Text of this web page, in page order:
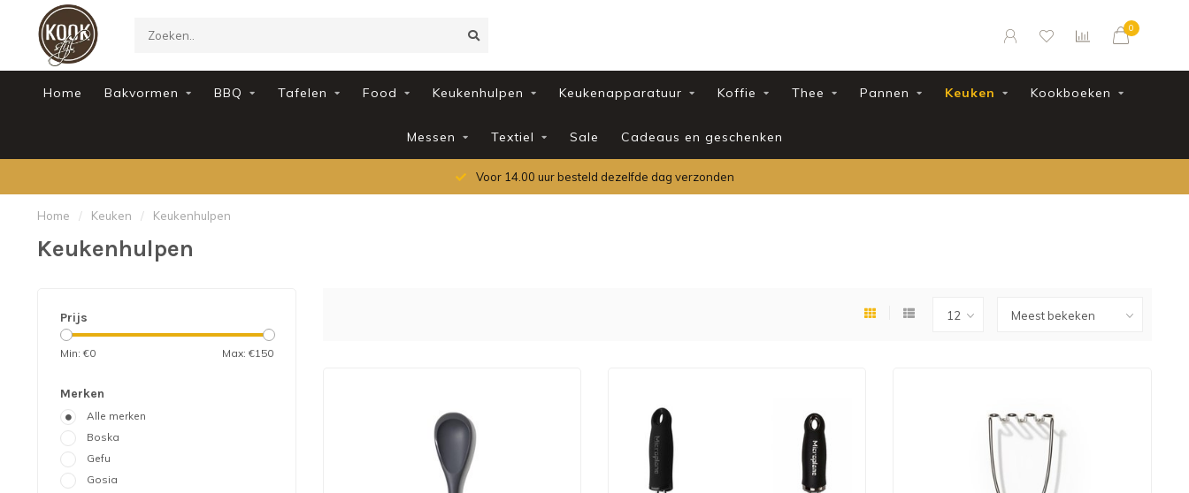
0
Home Bakvormen BBQ Tafelen Food Keukenhulpen Keukenapparatuur Koffie Thee Pannen Keuken Kookboeken
Messen Textiel Sale Cadeaus en geschenken
Voor 14.00 uur besteld dezelfde dag verzonden
Home / Keuken / Keukenhulpen
Keukenhulpen
Prijs
Min: €0 Max: €150
Merken
Alle merken
Boska
Gefu
Gosia